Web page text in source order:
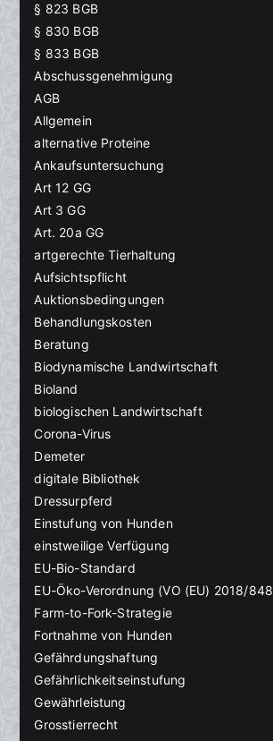
§ 823 BGB
§ 830 BGB
§ 833 BGB
Abschussgenehmigung
AGB
Allgemein
alternative Proteine
Ankaufsuntersuchung
Art 12 GG
Art 3 GG
Art. 20a GG
artgerechte Tierhaltung
Aufsichtspflicht
Auktionsbedingungen
Behandlungskosten
Beratung
Biodynamische Landwirtschaft
Bioland
biologischen Landwirtschaft
Corona-Virus
Demeter
digitale Bibliothek
Dressurpferd
Einstufung von Hunden
einstweilige Verfügung
EU-Bio-Standard
EU-Öko-Verordnung (VO (EU) 2018/848
Farm-to-Fork-Strategie
Fortnahme von Hunden
Gefährdungshaftung
Gefährlichkeitseinstufung
Gewährleistung
Grosstierrecht